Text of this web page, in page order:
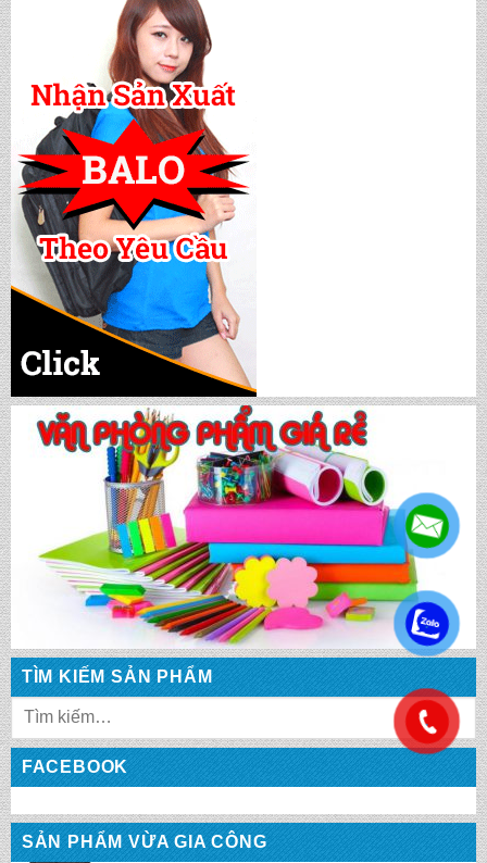
TÌM KIẾM SẢN PHẨM
FACEBOOK
SẢN PHẨM VỪA GIA CÔNG
CẶP HỌC SINH MS: TN 5016
CẶP HỌC SINH MS: TN 5015
CẶP HỌC SINH MS: TN 5014
CẶP HỌC SINH MS: TN 5013
CẶP HỌC SINH MS: TN 5012
CẶP HỌC SINH MS: TN 5011
CẶP HỌC SINH MS: TN 5010
CẶP HỌC SINH MS: TN 5009
.
.